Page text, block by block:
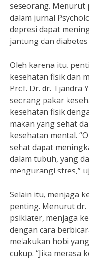
seseorang. Menurut
dalam jurnal
depresi dapat
jantung dan diabetes
Oleh karena itu,
kesehatan fisik dan
Prof. Dr. dr. Tjandra
seorang pakar
kesehatan fisik
makan yang sehat
kesehatan mental.
sehat dapat
dalam tubuh, yang
mengurangi stres,”
Selain itu, menjaga
penting. Menurut dr.
psikiater, menjaga
dengan cara
melakukan hobi
cukup. “Jika merasa